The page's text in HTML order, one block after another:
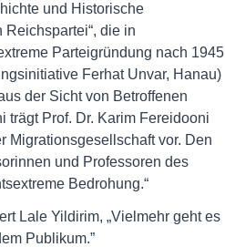
und Historische
die in
Parteigründung nach 1945
Ferhat Unvar, Hanau)
der Sicht von Betroffenen
trägt Prof. Dr. Karim Fereidooni
Migrationsgesellschaft vor. Den
und Professoren des
Bedrohung.“
Lale Yildirim, „Vielmehr geht es
Publikum.”